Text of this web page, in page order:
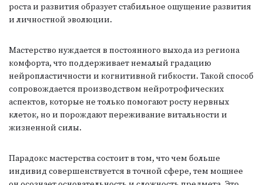
роста и развития образует стабильное ощущение развития
и личностной эволюции.
Мастерство нуждается в постоянного выхода из региона
комфорта, что поддерживает немалый градацию
нейропластичности и когнитивной гибкости. Такой способ
сопровождается производством нейротрофических
аспектов, которые не только помогают росту нервных
клеток, но и порождают переживание витальности и
жизненной силы.
Парадокс мастерства состоит в том, что чем больше
индивид совершенствуется в точной сфере, тем мощнее